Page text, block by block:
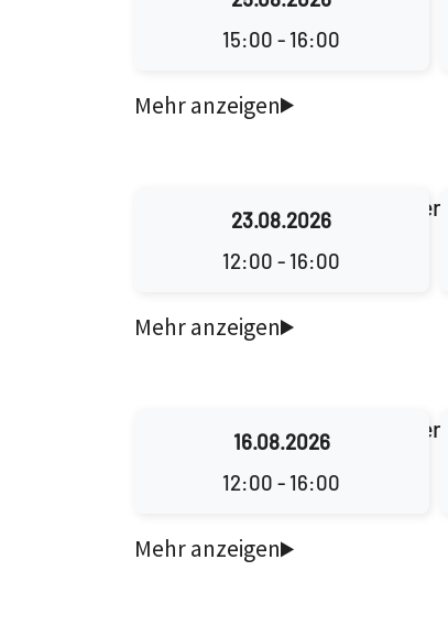
15:00 - 16:00
Immer Sonntags in jeder
23.08.2026
12:00 - 16:00
Immer Sonntags in jeder
16.08.2026
12:00 - 16:00